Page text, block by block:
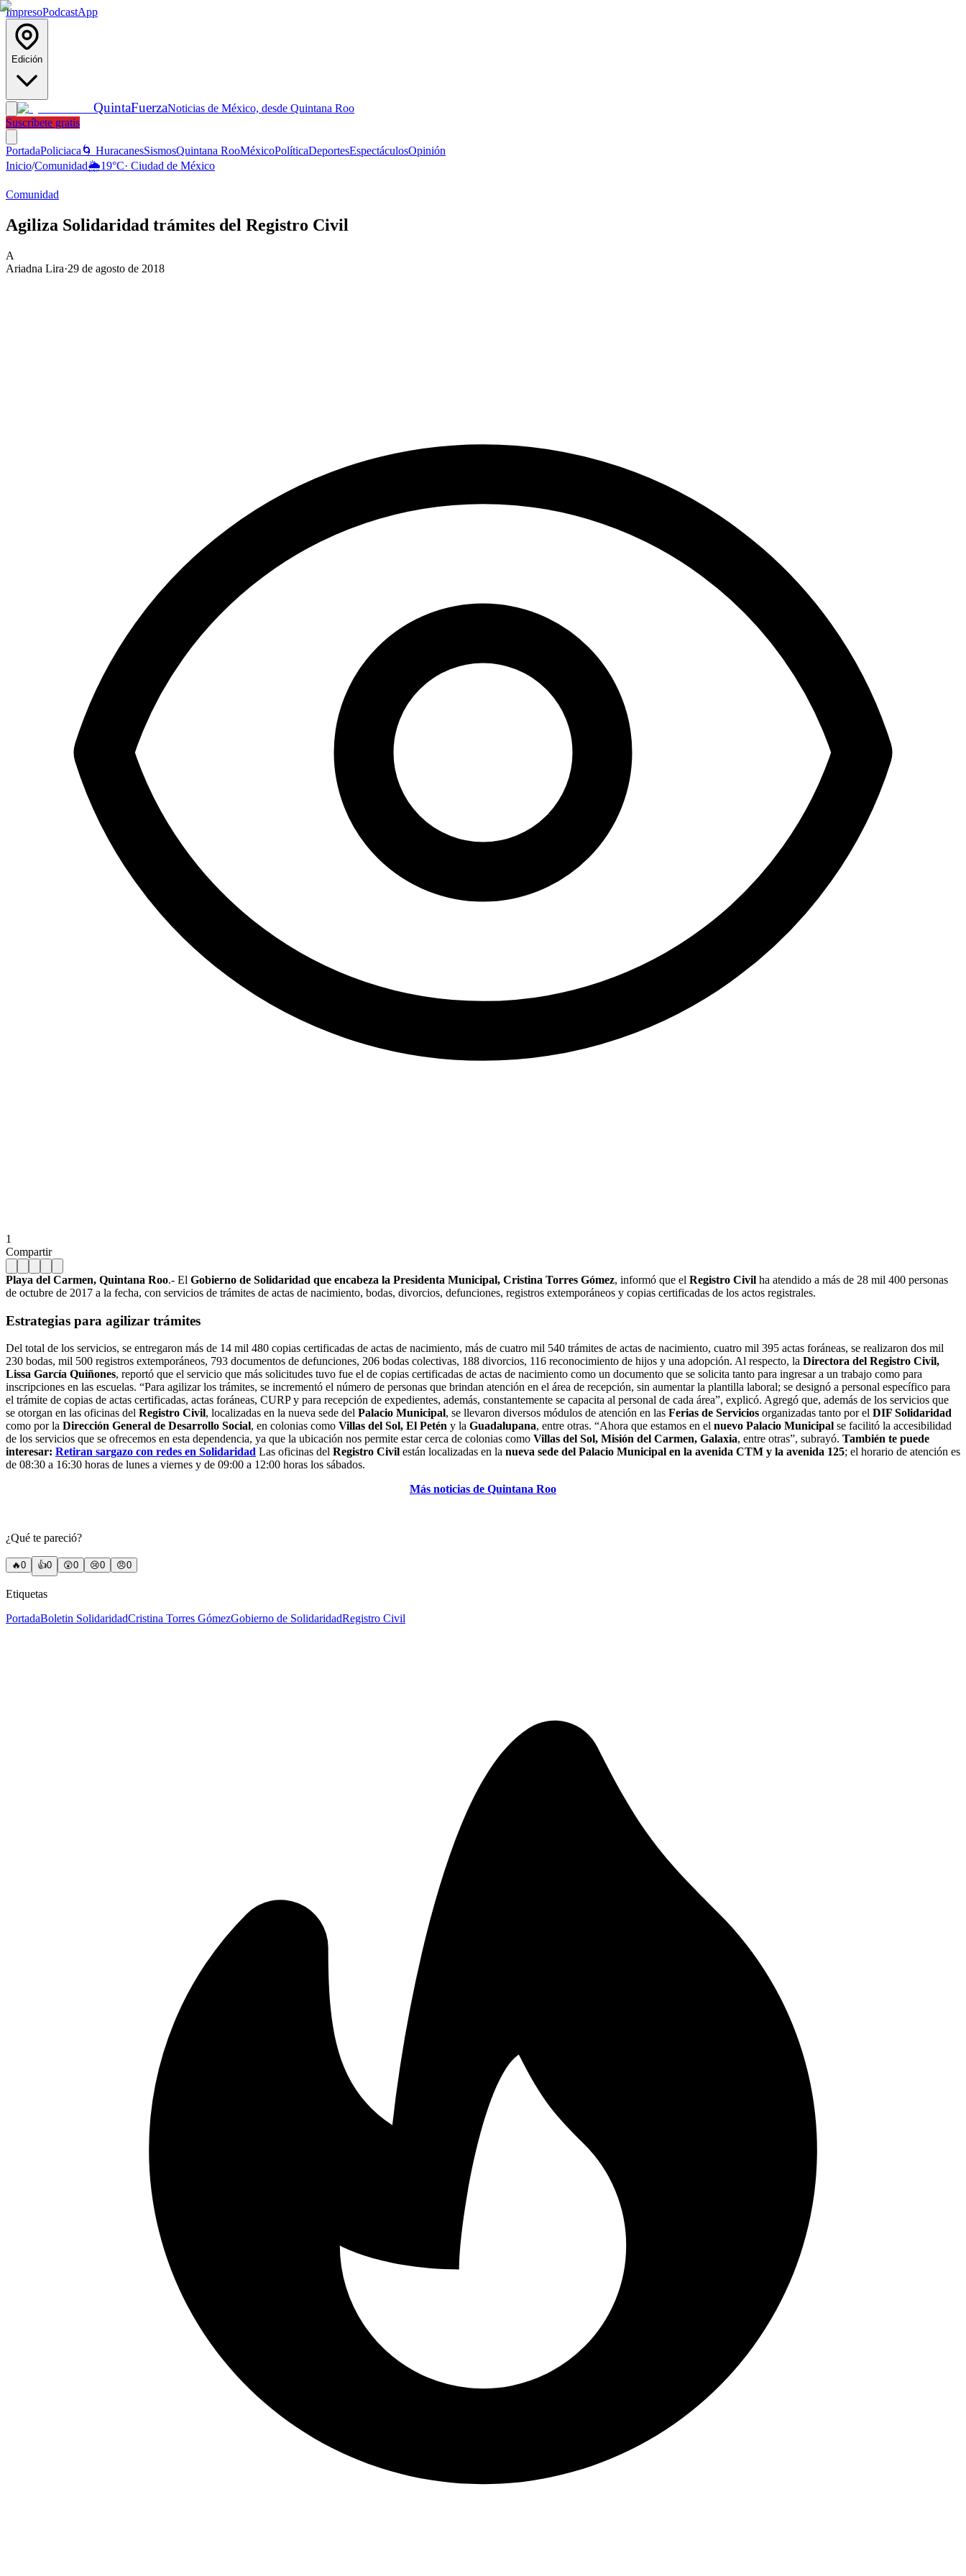
ImpresoPodcastApp
Edición
QuintaFuerzaNoticias de México, desde Quintana Roo
Suscríbete gratis
PortadaPoliciaca 🌀 HuracanesSismosQuintana RooMéxicoPolíticaDeportesEspectáculosOpinión
Inicio/Comunidad🌦️19°C· Ciudad de México
Comunidad
Agiliza Solidaridad trámites del Registro Civil
A
Ariadna Lira·29 de agosto de 2018
1
Compartir
Playa del Carmen, Quintana Roo.- El Gobierno de Solidaridad que encabeza la Presidenta Municipal, Cristina Torres Gómez, informó que el Registro Civil ha atendido a más de 28 mil 400 personas
de octubre de 2017 a la fecha, con servicios de trámites de actas de nacimiento, bodas, divorcios, defunciones, registros extemporáneos y copias certificadas de los actos registrales.
Estrategias para agilizar trámites
Del total de los servicios, se entregaron más de 14 mil 480 copias certificadas de actas de nacimiento, más de cuatro mil 540 trámites de actas de nacimiento, cuatro mil 395 actas foráneas, se realizaron dos mil
230 bodas, mil 500 registros extemporáneos, 793 documentos de defunciones, 206 bodas colectivas, 188 divorcios, 116 reconocimiento de hijos y una adopción. Al respecto, la Directora del Registro Civil,
Lissa García Quiñones, reportó que el servicio que más solicitudes tuvo fue el de copias certificadas de actas de nacimiento como un documento que se solicita tanto para ingresar a un trabajo como para
inscripciones en las escuelas. “Para agilizar los trámites, se incrementó el número de personas que brindan atención en el área de recepción, sin aumentar la plantilla laboral; se designó a personal específico para
el trámite de copias de actas certificadas, actas foráneas, CURP y para recepción de expedientes, además, constantemente se capacita al personal de cada área”, explicó. Agregó que, además de los servicios que
se otorgan en las oficinas del Registro Civil, localizadas en la nueva sede del Palacio Municipal, se llevaron diversos módulos de atención en las Ferias de Servicios organizadas tanto por el DIF Solidaridad
como por la Dirección General de Desarrollo Social, en colonias como Villas del Sol, El Petén y la Guadalupana, entre otras. “Ahora que estamos en el nuevo Palacio Municipal se facilitó la accesibilidad
de los servicios que se ofrecemos en esta dependencia, ya que la ubicación nos permite estar cerca de colonias como Villas del Sol, Misión del Carmen, Galaxia, entre otras”, subrayó. También te puede
interesar: Retiran sargazo con redes en Solidaridad Las oficinas del Registro Civil están localizadas en la nueva sede del Palacio Municipal en la avenida CTM y la avenida 125; el horario de atención es
de 08:30 a 16:30 horas de lunes a viernes y de 09:00 a 12:00 horas los sábados.
Más noticias de Quintana Roo
¿Qué te pareció?
🔥0 👍0 😲0 😢0 😠0
Etiquetas
PortadaBoletin SolidaridadCristina Torres GómezGobierno de SolidaridadRegistro Civil